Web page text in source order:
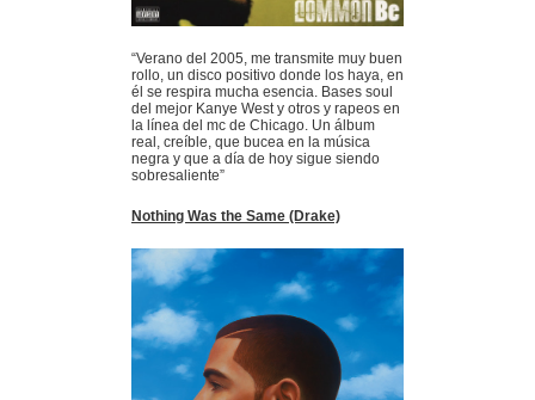
“Verano del 2005, me transmite muy buen
rollo, un disco positivo donde los haya, en
él se respira mucha esencia. Bases soul
del mejor Kanye West y otros y rapeos en
la línea del mc de Chicago. Un álbum
real, creíble, que bucea en la música
negra y que a día de hoy sigue siendo
sobresaliente”
Nothing Was the Same (Drake)